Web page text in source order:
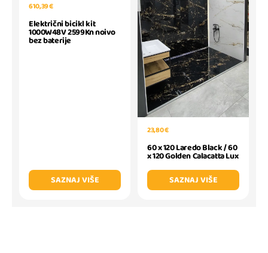
610,39 €
Električni bicikl kit
1000W48V 2599Kn noivo
bez baterije
SAZNAJ VIŠE
23,80 €
60 x 120 Laredo Black / 60
x 120 Golden Calacatta Lux
SAZNAJ VIŠE